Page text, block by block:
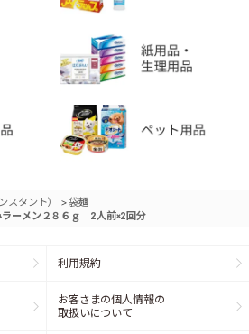
スタント） >袋麺
ーメン２８６ｇ 2人前×2回分
利用規約
お客さまの個人情報の
取扱いについて